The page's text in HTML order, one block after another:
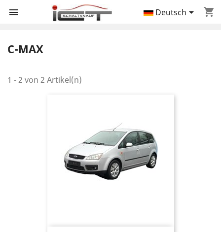
 shopping_cart
Deutsch
C-MAX
1 - 2 von 2 Artikel(n)